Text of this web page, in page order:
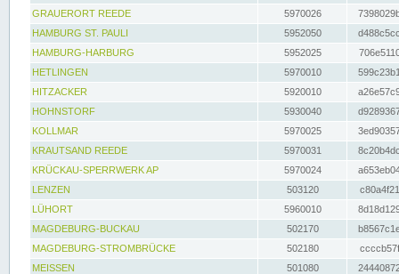
GRAUERORT REEDE
5970026
HAMBURG ST. PAULI
5952050
HAMBURG-HARBURG
5952025
HETLINGEN
5970010
HITZACKER
5920010
HOHNSTORF
5930040
KOLLMAR
5970025
KRAUTSAND REEDE
5970031
KRÜCKAU-SPERRWERK AP
5970024
LENZEN
503120
LÜHORT
5960010
MAGDEBURG-BUCKAU
502170
MAGDEBURG-STROMBRÜCKE
502180
MEISSEN
501080